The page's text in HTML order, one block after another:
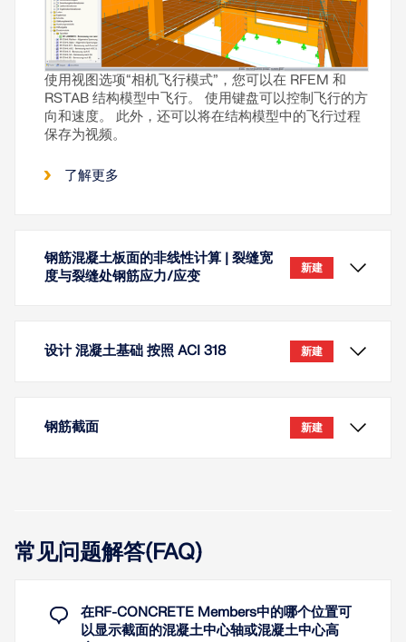
使用视图选项“相机飞行模式”，您可以在 RFEM 和
RSTAB 结构模型中飞行。 使用键盘可以控制飞行的方
向和速度。 此外，还可以将在结构模型中的飞行过程
保存为视频。
了解更多
钢筋混凝土板面的非线性计算 | 裂缝宽
度与裂缝处钢筋应力/应变
新建
在计算钢筋混凝土板面时，如果使用“各向同性 | 各向
和裂缝间距，以及与钢筋位置相关的钢应力与应变。
设计 混凝土基础 按照 ACI 318 新建
借助“混凝土基础”模块，您可以按照美国规范 ACI 318
钢筋截面 新建
常见问题解答(FAQ)
在RF-CONCRETE Members中的哪个位置可
以显示截面的混凝土中心轴或混凝土中心高